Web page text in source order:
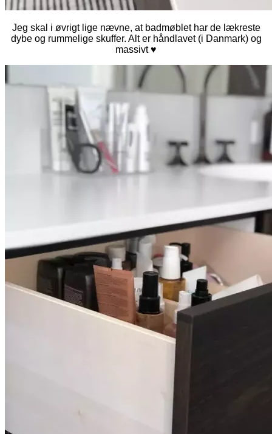
Jeg skal i øvrigt lige nævne, at badmøblet har de lækreste
dybe og rummelige skuffer. Alt er håndlavet (i Danmark) og
massivt ♥